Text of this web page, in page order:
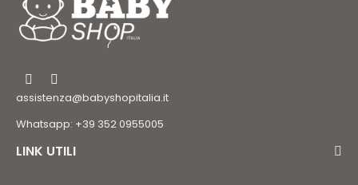
assistenza@babyshopitalia.it
Whatsapp: +39 352 0955005
LINK UTILI